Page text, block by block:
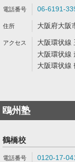
06-6191-
大阪府大阪
大阪環状線
大阪環状線
大阪環状線
鴎州塾
鶴橋校
0120-17-